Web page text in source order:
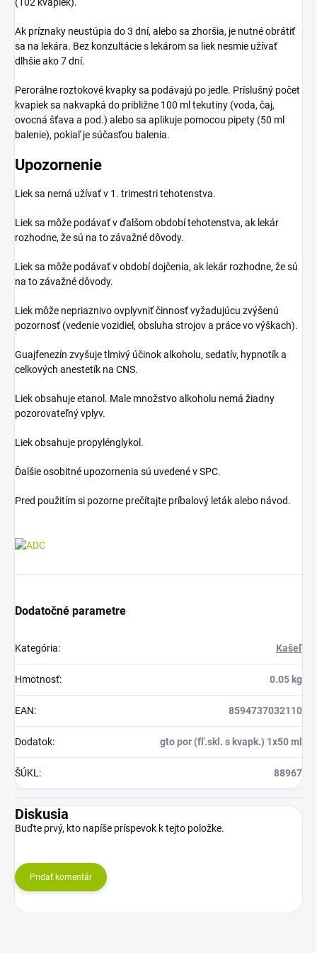
Ak príznaky neustúpia do 3 dní, alebo sa zhoršia, je nutné obrátiť
sa na lekára. Bez konzultácie s lekárom sa liek nesmie užívať
dlhšie ako 7 dní.
Perorálne roztokové kvapky sa podávajú po jedle. Príslušný počet
kvapiek sa nakvapká do približne 100 ml tekutiny (voda, čaj,
ovocná šťava a pod.) alebo sa aplikuje pomocou pipety (50 ml
balenie), pokiaľ je súčasťou balenia.
Upozornenie
Liek sa nemá užívať v 1. trimestri tehotenstva.
Liek sa môže podávať v ďalšom období tehotenstva, ak lekár
rozhodne, že sú na to závažné dôvody.
Liek sa môže podávať v období dojčenia, ak lekár rozhodne, že sú
na to závažné dôvody.
Liek môže nepriaznivo ovplyvniť činnosť vyžadujúcu zvýšenú
pozornosť (vedenie vozidiel, obsluha strojov a práce vo výškach).
Guajfenezín zvyšuje tlmivý účinok alkoholu, sedatív, hypnotík a
celkových anestetík na CNS.
Liek obsahuje etanol. Male množstvo alkoholu nemá žiadny
pozorovateľný vplyv.
Liek obsahuje propylénglykol.
Ďalšie osobitné upozornenia sú uvedené v SPC.
Pred použitím si pozorne prečítajte príbalový leták alebo návod.
Dodatočné parametre
Kategória: Kašeľ
Hmotnosť: 0.05 kg
EAN: 8594737032110
Dodatok: gto por (fľ.skl. s kvapk.) 1x50 ml
ŠÚKL : 88967
Diskusia
Buďte prvý, kto napíše príspevok k tejto položke.
Pridať komentár